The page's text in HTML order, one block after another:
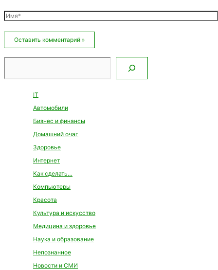
Имя*
IT
Автомобили
Бизнес и финансы
Домашний очаг
Здоровье
Интернет
Как сделать…
Компьютеры
Красота
Культура и искусство
Медицина и здоровье
Наука и образование
Непознанное
Новости и СМИ